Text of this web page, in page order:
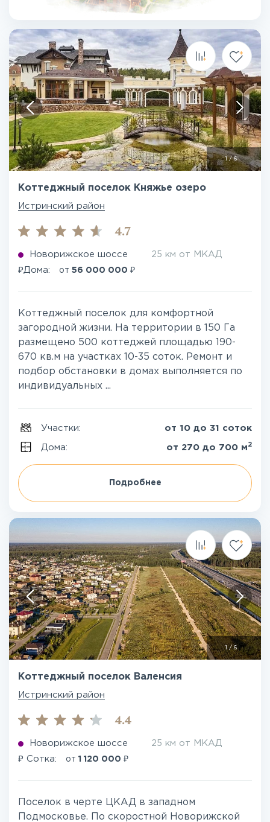
1/6
Коттеджный поселок Княжье озеро
Истринский район
4.7
Новорижское шоссе 25 км от МКАД
₽Дома: от 56 000 000 ₽
Коттеджный поселок для комфортной
загородной жизни. На территории в 150 Га
размещено 500 коттеджей площадью 190-
670 кв.м на участках 10-35 соток. Ремонт и
подбор обстановки в домах выполняется по
индивидуальных ...
Участки: от 10 до 31 соток
Дома: от 270 до 700 м 2
Подробнее
1/6
Коттеджный поселок Валенсия
Истринский район
4.4
Новорижское шоссе 25 км от МКАД
₽ Сотка: от 1 120 000 ₽
Поселок в черте ЦКАД в западном
Подмосковье. По скоростной Новорижской